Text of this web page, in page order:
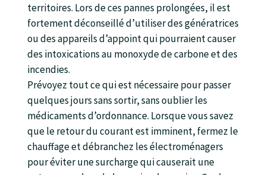
territoires. Lors de ces pannes prolongées, il est
fortement déconseillé d’utiliser des génératrices
ou des appareils d’appoint qui pourraient causer
des intoxications au monoxyde de carbone et des
incendies.
Prévoyez tout ce qui est nécessaire pour passer
quelques jours sans sortir, sans oublier les
médicaments d’ordonnance. Lorsque vous savez
que le retour du courant est imminent, fermez le
chauffage et débranchez les électroménagers
pour éviter une surcharge qui causerait une